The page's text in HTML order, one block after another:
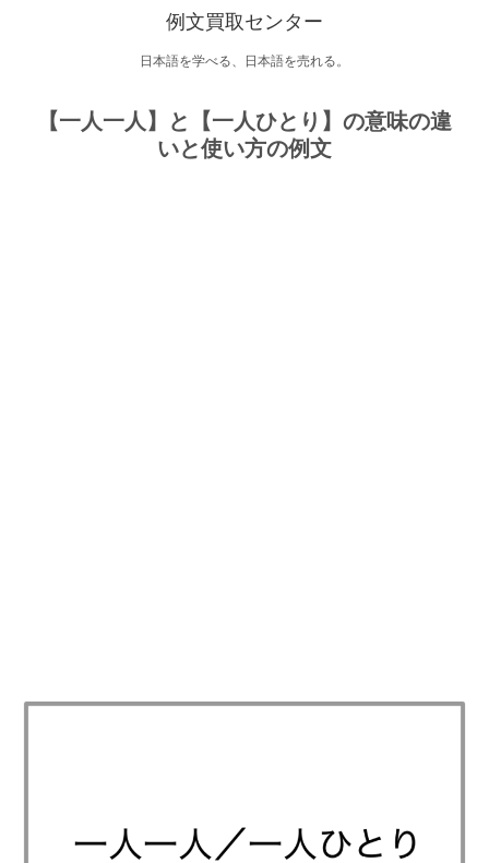
例文買取センター
日本語を学べる、日本語を売れる。
【一人一人】と【一人ひとり】の意味の違
いと使い方の例文